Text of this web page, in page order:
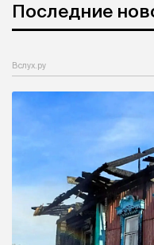
Последние
Вслух.ру